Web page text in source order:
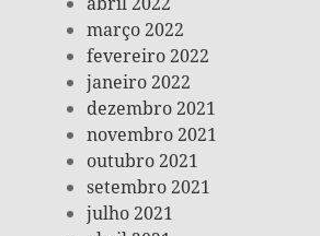
março 2022
fevereiro 2022
janeiro 2022
dezembro 2021
novembro 2021
outubro 2021
setembro 2021
julho 2021